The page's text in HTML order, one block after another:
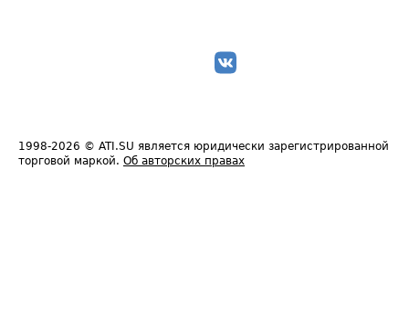
1998-2026 © ATI.SU является юридически зарегистрированной
торговой маркой. Об авторских правах